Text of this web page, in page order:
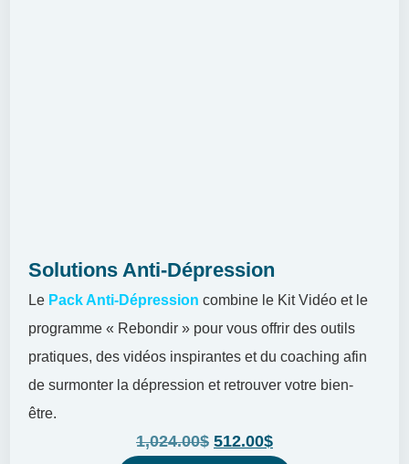
Solutions Anti-Dépression
Le Pack Anti-Dépressioncombine le Kit Vidéo et le
programme « Rebondir » pour vous offrir des outils
pratiques, des vidéos inspirantes et du coaching afin
de surmonter la dépression et retrouver votre bien-
être.
1,024.00$ 512.00$